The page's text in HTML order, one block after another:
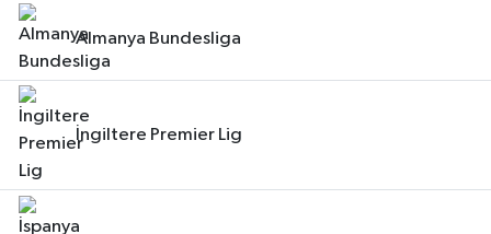
Almanya Bundesliga
İngiltere Premier Lig